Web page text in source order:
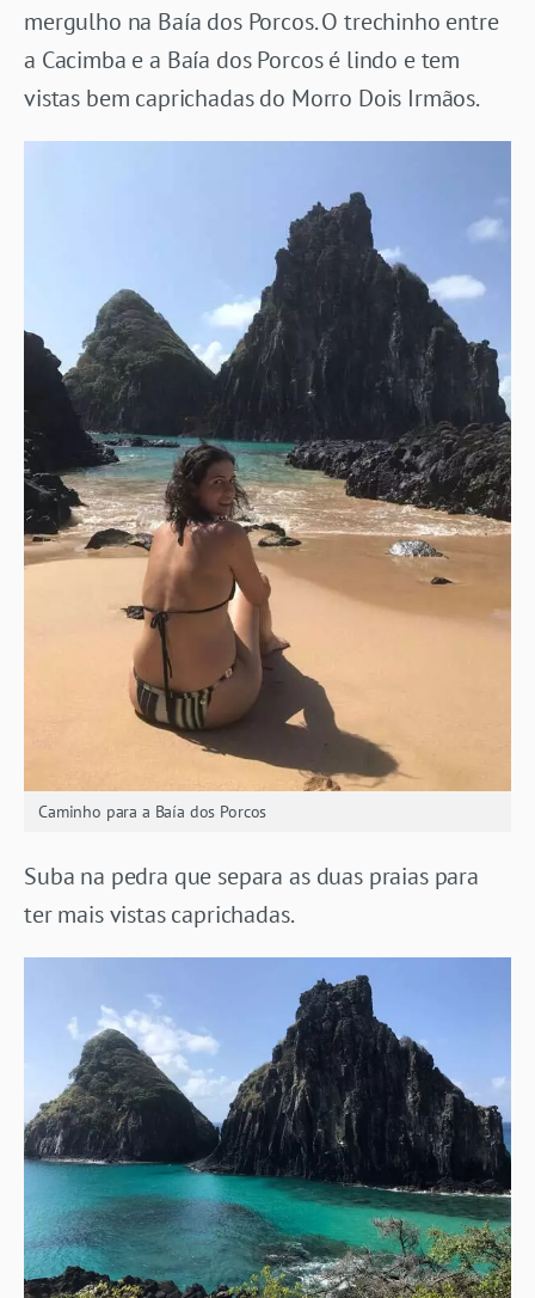
mergulho na Baía dos Porcos. O trechinho entre
a Cacimba e a Baía dos Porcos é lindo e tem
vistas bem caprichadas do Morro Dois Irmãos.
Caminho para a Baía dos Porcos
Suba na pedra que separa as duas praias para
ter mais vistas caprichadas.